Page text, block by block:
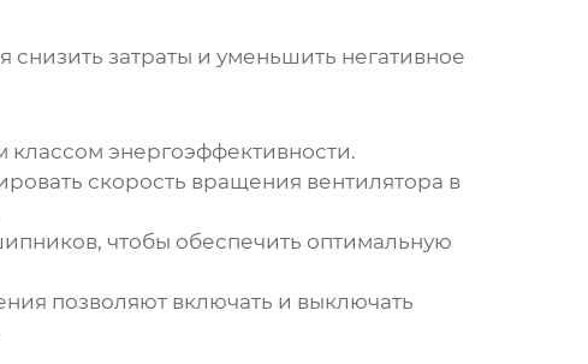
снизить затраты и уменьшить негативное
классом энергоэффективности.
скорость вращения вентилятора в
чтобы обеспечить оптимальную
позволяют включать и выключать